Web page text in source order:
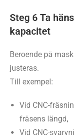
Steg 6 Ta
kapacitet
Beroende på
justeras.
Till exempel:
Vid CNC-
fräsens längd,
Vid CNC-